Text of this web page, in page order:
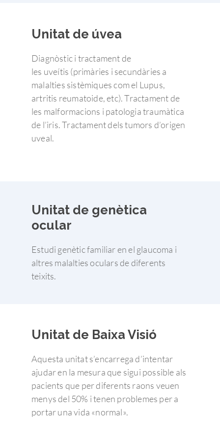
Unitat de úvea
Diagnòstic i tractament de
les uveítis (primàries i secundàries a
malalties sistèmiques com el Lupus,
artritis reumatoide, etc). Tractament de
les malformacions i patologia traumàtica
de l’iris. Tractament dels tumors d’origen
uveal.
Unitat de genètica
ocular
Estudi genètic familiar en el glaucoma i
altres malalties oculars de diferents
teixits.
Unitat de Baixa Visió
Aquesta unitat s’encarrega d’intentar
ajudar en la mesura que sigui possible als
pacients que per diferents raons veuen
menys del 50% i tenen problemes per a
portar una vida «normal».